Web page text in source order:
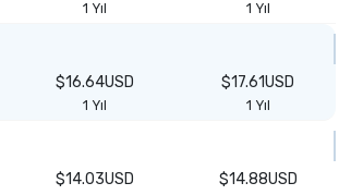
1 Yıl 1 Yıl
$16.64USD
1 Yıl
$17.61USD
1 Yıl
$14.03USD $14.88USD